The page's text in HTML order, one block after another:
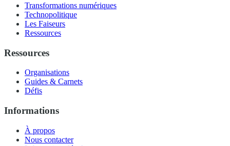
Transformations numériques
Technopolitique
Les Faiseurs
Ressources
Ressources
Organisations
Guides & Carnets
Défis
Informations
À propos
Nous contacter